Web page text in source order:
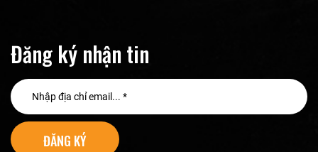
Đăng ký nhận tin
ĐĂNG KÝ